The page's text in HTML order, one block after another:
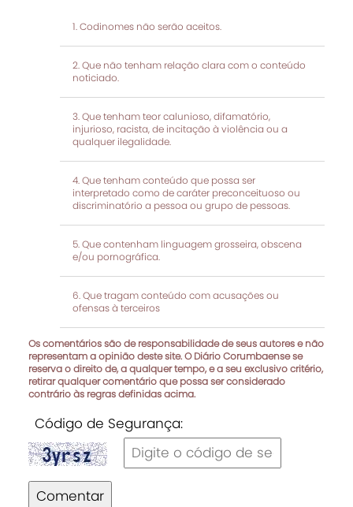
Codinomes não serão aceitos.
Que não tenham relação clara com o conteúdo
noticiado.
Que tenham teor calunioso, difamatório,
injurioso, racista, de incitação à violência ou a
qualquer ilegalidade.
Que tenham conteúdo que possa ser
interpretado como de caráter preconceituoso ou
discriminatório a pessoa ou grupo de pessoas.
Que contenham linguagem grosseira, obscena
e/ou pornográfica.
Que tragam conteúdo com acusações ou
ofensas à terceiros
Os comentários são de responsabilidade de seus autores e não
representam a opinião deste site. O Diário Corumbaense se
reserva o direito de, a qualquer tempo, e a seu exclusivo critério,
retirar qualquer comentário que possa ser considerado
contrário às regras definidas acima.
Código de Segurança:
Comentar